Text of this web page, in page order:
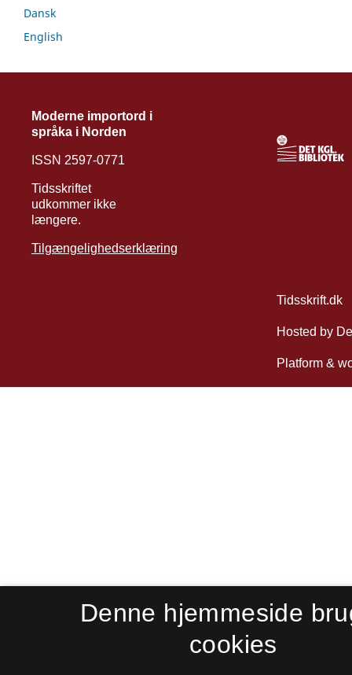
Dansk
English
Moderne importord i
språka i Norden
ISSN 2597-0771
Tidsskriftet
udkommer ikke
længere.
Tilgængelighedserklæring
Denne hjemmeside
cookies